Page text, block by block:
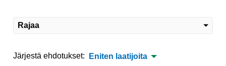
Rajaa
Järjestä ehdotukset: Eniten laatijoita